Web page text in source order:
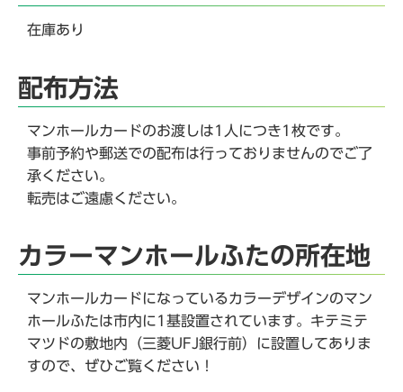
在庫あり
配布方法
マンホールカードのお渡しは1人につき1枚です。
事前予約や郵送での配布は行っておりませんのでご了
承ください。
転売はご遠慮ください。
カラーマンホールふたの所在地
マンホールカードになっているカラーデザインのマン
ホールふたは市内に1基設置されています。キテミテ
マツドの敷地内（三菱UFJ銀行前）に設置してありま
すので、ぜひご覧ください！